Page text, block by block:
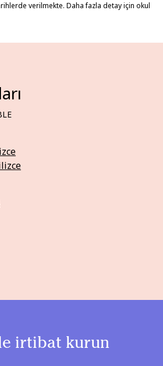
verilmekte. Daha fazla detay için okul
irtibat kurun